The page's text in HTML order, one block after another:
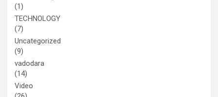
(1)
TECHNOLOGY
(7)
Uncategorized
(9)
vadodara
(14)
Video